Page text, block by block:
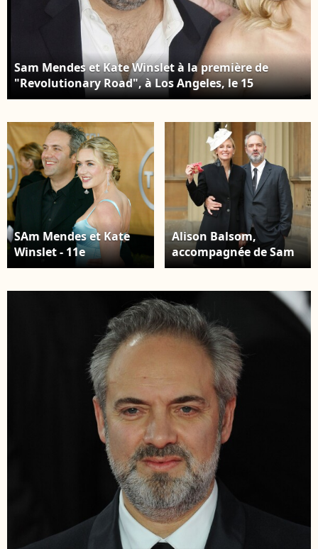
Sam Mendes et Kate Winslet à la première de
"Revolutionary Road", à Los Angeles, le 15
décembre 2008.
SAm Mendes et Kate
Winslet - 11e
cérémonie des Screen
Los Angeles, le 5 février
Alison Balsom,
accompagnée de Sam
Mendes, faite officier
britannique par le
prince Charles au
cours d'une cérémonie
organisée à
Buckingham Palace,
Londres, le 18
novembre 2016.